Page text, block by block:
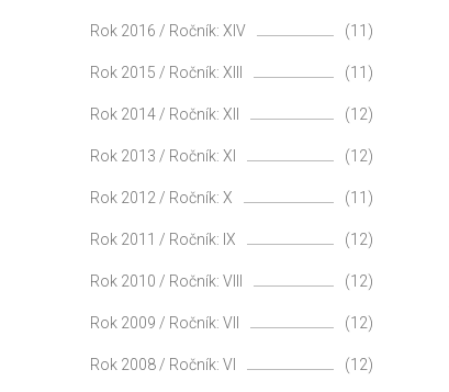
Rok 2016 / Ročník: XIV (11)
Rok 2015 / Ročník: XIII (11)
Rok 2014 / Ročník: XII (12)
Rok 2013 / Ročník: XI (12)
Rok 2012 / Ročník: X (11)
Rok 2011 / Ročník: IX (12)
Rok 2010 / Ročník: VIII (12)
Rok 2009 / Ročník: VII (12)
Rok 2008 / Ročník: VI (12)